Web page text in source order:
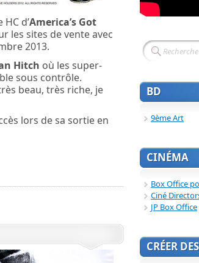
d’America’s Got
les sites de vente avec
2013.
Hitch où les super-
sous contrôle.
beau, très riche, je
lors de sa sortie en
BD
9ème Art
CINÉMA
Box Office
Ciné
JP Box Office
CRÉER